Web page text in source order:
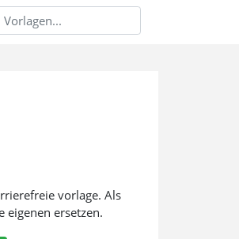
vorlage. Als
ersetzen.